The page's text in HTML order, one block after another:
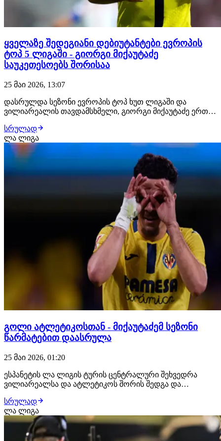
ყველაზე შედეგიანი დებიუტანტები ევროპის
ტოპ 5 ლიგაში - გიორგი მიქაუტაძე
საუკეთესოებს შორისაა
25 მაი 2026, 13:07
დასრულდა სეზონი ევროპის ტოპ ხუთ ლიგაში და
ვილიარეალის თავდამსხმელი, გიორგი მიქაუტაძე ერთი
დებიუტანტ მოთამაშეებს შორის, ქართველმა
ფორვარდმა შეაგდო ყველაზე მეტი, 13 ბურთი.
შეგახსენებთ, ახალგაზრდა გოლეადორმა სეზონი
მადრიდის ატლეტიკოს…
სრულად
ლა ლიგა
გოლი ატლეტიკოსთან - მიქაუტაძემ სეზონი
წარმატებით დაასრულა
25 მაი 2026, 01:20
ესპანეტის ლა ლიგის ტურის ცენტრალური შეხვედრა
ვილიარეალსა და ატლეტიკოს შორის შედგა და
შეხვედრაში გუნდებს მოტივაცია არ ჰქონდათ, რადგან
მთავარი მიზანი ორივემ შეასრულა და ჩემპიონთა ლიგის
ზონაში მოხვდა. მიუხედავად ამისა, ვილიარეალმა ბო…
სრულად
ლა ლიგა